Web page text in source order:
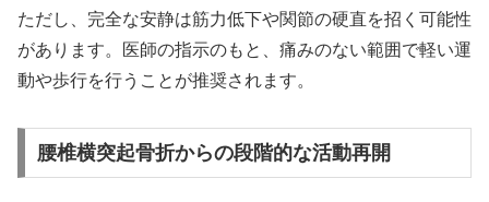
ただし、完全な安静は筋力低下や関節の硬直を招く可能性
があります。医師の指示のもと、痛みのない範囲で軽い運
動や歩行を行うことが推奨されます。
腰椎横突起骨折からの段階的な活動再開